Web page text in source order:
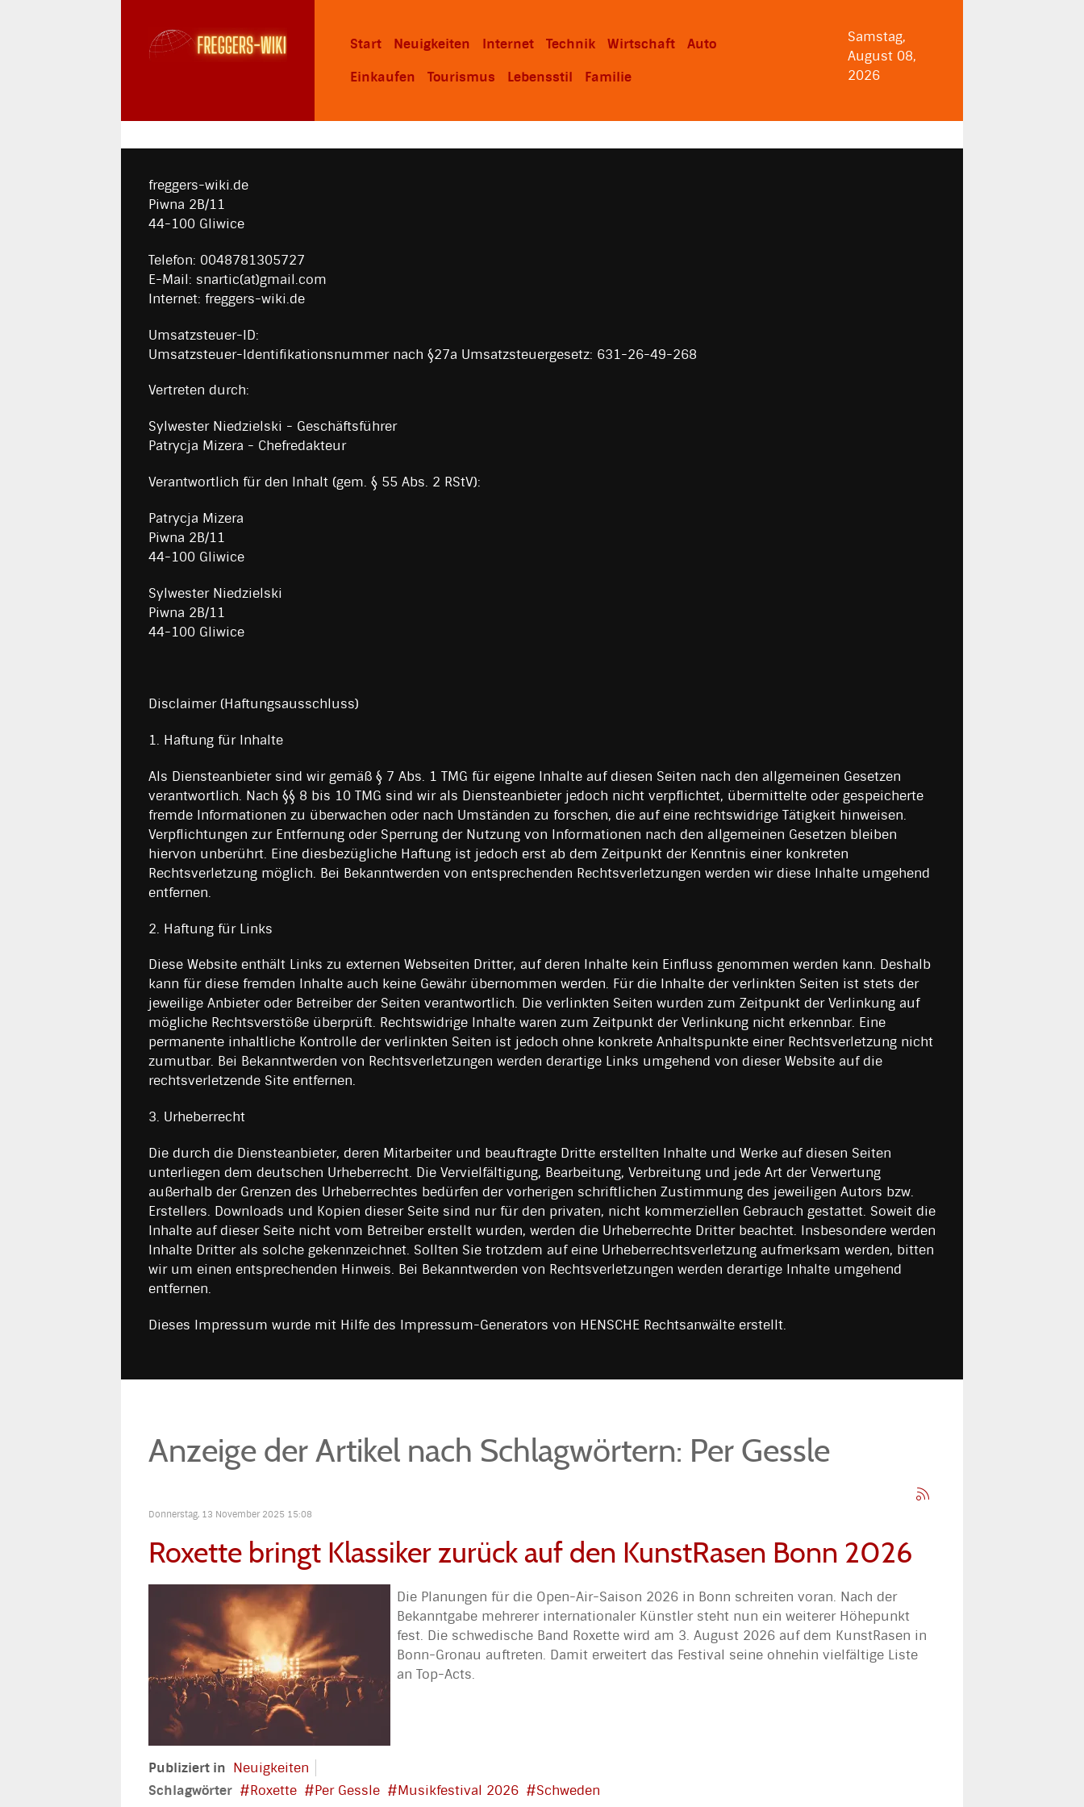
Start Neuigkeiten Internet Technik Wirtschaft
Auto
Einkaufen
Tourismus Lebensstil Familie
Samstag,
August 08,
2026
freggers-wiki.de
Piwna 2B/11
44-100 Gliwice
Telefon: 0048781305727
E-Mail: snartic(at)gmail.com
Internet: freggers-wiki.de
Umsatzsteuer-ID:
Umsatzsteuer-Identifikationsnummer nach §27a Umsatzsteuergesetz: 631-26-49-268
Vertreten durch:
Sylwester Niedzielski - Geschäftsführer
Patrycja Mizera - Chefredakteur
Verantwortlich für den Inhalt (gem. § 55 Abs. 2 RStV):
Patrycja Mizera
Piwna 2B/11
44-100 Gliwice
Sylwester Niedzielski
Piwna 2B/11
44-100 Gliwice
Disclaimer (Haftungsausschluss)
1. Haftung für Inhalte
Als Diensteanbieter sind wir gemäß § 7 Abs. 1 TMG für eigene Inhalte auf diesen Seiten nach den allgemeinen Gesetzen
verantwortlich. Nach §§ 8 bis 10 TMG sind wir als Diensteanbieter jedoch nicht verpflichtet, übermittelte oder gespeicherte
fremde Informationen zu überwachen oder nach Umständen zu forschen, die auf eine rechtswidrige Tätigkeit hinweisen.
Verpflichtungen zur Entfernung oder Sperrung der Nutzung von Informationen nach den allgemeinen Gesetzen bleiben
hiervon unberührt. Eine diesbezügliche Haftung ist jedoch erst ab dem Zeitpunkt der Kenntnis einer konkreten
Rechtsverletzung möglich. Bei Bekanntwerden von entsprechenden Rechtsverletzungen werden wir diese Inhalte umgehend
entfernen.
2. Haftung für Links
Diese Website enthält Links zu externen Webseiten Dritter, auf deren Inhalte kein Einfluss genommen werden kann. Deshalb
kann für diese fremden Inhalte auch keine Gewähr übernommen werden. Für die Inhalte der verlinkten Seiten ist stets der
jeweilige Anbieter oder Betreiber der Seiten verantwortlich. Die verlinkten Seiten wurden zum Zeitpunkt der Verlinkung auf
mögliche Rechtsverstöße überprüft. Rechtswidrige Inhalte waren zum Zeitpunkt der Verlinkung nicht erkennbar. Eine
permanente inhaltliche Kontrolle der verlinkten Seiten ist jedoch ohne konkrete Anhaltspunkte einer Rechtsverletzung nicht
zumutbar. Bei Bekanntwerden von Rechtsverletzungen werden derartige Links umgehend von dieser Website auf die
rechtsverletzende Site entfernen.
3. Urheberrecht
Die durch die Diensteanbieter, deren Mitarbeiter und beauftragte Dritte erstellten Inhalte und Werke auf diesen Seiten
unterliegen dem deutschen Urheberrecht. Die Vervielfältigung, Bearbeitung, Verbreitung und jede Art der Verwertung
außerhalb der Grenzen des Urheberrechtes bedürfen der vorherigen schriftlichen Zustimmung des jeweiligen Autors bzw.
Erstellers. Downloads und Kopien dieser Seite sind nur für den privaten, nicht kommerziellen Gebrauch gestattet. Soweit die
Inhalte auf dieser Seite nicht vom Betreiber erstellt wurden, werden die Urheberrechte Dritter beachtet. Insbesondere werden
Inhalte Dritter als solche gekennzeichnet. Sollten Sie trotzdem auf eine Urheberrechtsverletzung aufmerksam werden, bitten
wir um einen entsprechenden Hinweis. Bei Bekanntwerden von Rechtsverletzungen werden derartige Inhalte umgehend
entfernen.
Dieses Impressum wurde mit Hilfe des Impressum-Generators von HENSCHE Rechtsanwälte erstellt.
Anzeige der Artikel nach Schlagwörtern: Per Gessle
Donnerstag, 13 November 2025 15:08
Roxette bringt Klassiker zurück auf den KunstRasen Bonn 2026
Die Planungen für die Open-Air-Saison 2026 in Bonn schreiten voran. Nach der
Bekanntgabe mehrerer internationaler Künstler steht nun ein weiterer Höhepunkt
fest. Die schwedische Band Roxette wird am 3. August 2026 auf dem KunstRasen in
Bonn-Gronau auftreten. Damit erweitert das Festival seine ohnehin vielfältige Liste
an Top-Acts.
Publiziert in Neuigkeiten
Schlagwörter
Roxette Per Gessle Musikfestival 2026
Schweden